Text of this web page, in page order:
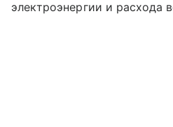
электроэнергии и расхода